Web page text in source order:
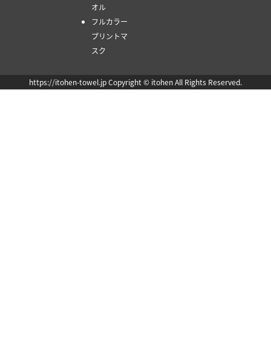
オル
フルカラー
プリントマ
スク
https://itohen-towel.jp Copyright © itohen All Rights Reserved.